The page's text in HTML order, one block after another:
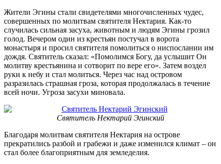
Жители Эгины стали свидетелями многочисленных чудес,
совершенных по молитвам святителя Нектария. Как-то
случилась сильная засуха, животным и людям Эгины грозил
голод. Вечером один из крестьян постучал в ворота
монастыря и просил святителя помолиться о ниспослании им
дождя. Святитель сказал: «Помолимся Богу, да услышит Он
молитву крестьянина и сотворит по вере его». Затем воздел
руки к небу и стал молиться. Через час над островом
разразилась страшная гроза, которая продолжалась в течение
всей ночи. Угроза засухи миновала.
Святитель Нектарий Эгинский
Благодаря молитвам святителя Нектария на острове
прекратились разбой и грабежи и даже изменился климат – он
стал более благоприятным для земледелия.